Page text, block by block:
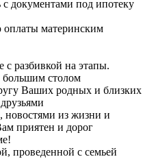
документами под ипотеку
оплаты материнским
разбивкой на этапы.
большим столом
Ваших родных и близких
новостями из жизни и
приятен и дорог
проведенной с семьей